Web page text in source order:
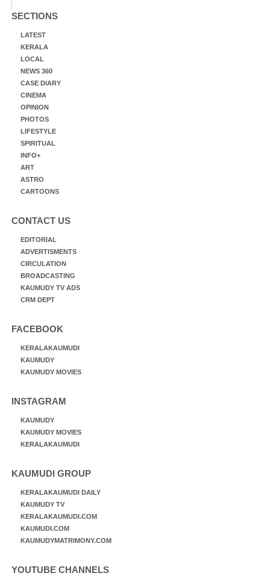
SECTIONS
LATEST
KERALA
LOCAL
NEWS 360
CASE DIARY
CINEMA
OPINION
PHOTOS
LIFESTYLE
SPIRITUAL
INFO+
ART
ASTRO
CARTOONS
CONTACT US
EDITORIAL
ADVERTISMENTS
CIRCULATION
BROADCASTING
KAUMUDY TV ADS
CRM DEPT
FACEBOOK
KERALAKAUMUDI
KAUMUDY
KAUMUDY MOVIES
INSTAGRAM
KAUMUDY
KAUMUDY MOVIES
KERALAKAUMUDI
KAUMUDI GROUP
KERALAKAUMUDI DAILY
KAUMUDY TV
KERALAKAUMUDI.COM
KAUMUDI.COM
KAUMUDYMATRIMONY.COM
YOUTUBE CHANNELS